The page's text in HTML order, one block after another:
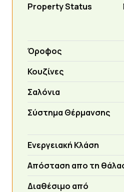
Property Status
Όροφος
Κουζίνες
Σαλόνια
Σύστημα Θέρμανσης
Ενεργειακή Κλάση
Απόσταση απο τη
Διαθέσιμο από